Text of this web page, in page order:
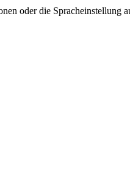
oder die Spracheinstellung